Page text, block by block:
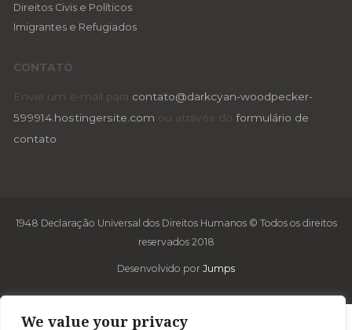
We value your privacy
Direitos Civis e Políticos
Imigrantes e Refugiados
CONTATO
Envie um e-mail para contato@darkcyan-woodpecker-
599914.hostingersite.com ou através do formulário de
contato
1948 Declaração Universal dos Direitos Humanos © Todos os direitos
reservados 2018
Desenvolvido por Jumps